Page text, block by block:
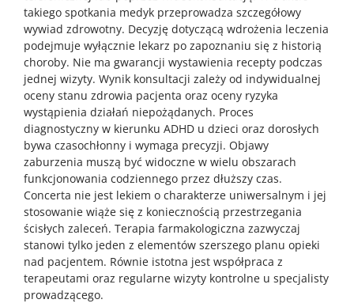
takiego spotkania medyk przeprowadza szczegółowy
wywiad zdrowotny. Decyzję dotyczącą wdrożenia leczenia
podejmuje wyłącznie lekarz po zapoznaniu się z historią
choroby. Nie ma gwarancji wystawienia recepty podczas
jednej wizyty. Wynik konsultacji zależy od indywidualnej
oceny stanu zdrowia pacjenta oraz oceny ryzyka
wystąpienia działań niepożądanych. Proces
diagnostyczny w kierunku ADHD u dzieci oraz dorosłych
bywa czasochłonny i wymaga precyzji. Objawy
zaburzenia muszą być widoczne w wielu obszarach
funkcjonowania codziennego przez dłuższy czas.
Concerta nie jest lekiem o charakterze uniwersalnym i jej
stosowanie wiąże się z koniecznością przestrzegania
ścisłych zaleceń. Terapia farmakologiczna zazwyczaj
stanowi tylko jeden z elementów szerszego planu opieki
nad pacjentem. Równie istotna jest współpraca z
terapeutami oraz regularne wizyty kontrolne u specjalisty
prowadzącego.